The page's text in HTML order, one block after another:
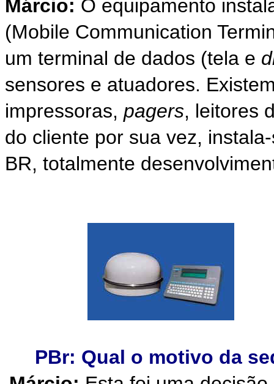
Márcio: O equipamento
(Mobile Communication
um terminal de dados (tela e
sensores e atuadores.
impressoras, pagers, leitores
do cliente por sua vez,
BR, totalmente
PBr: Qual o motivo da